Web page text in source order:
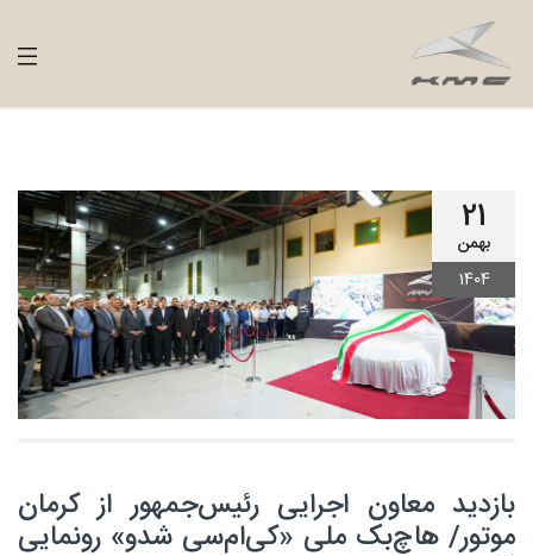
21
بهمن
1404
بازدید معاون اجرایی رئیس‌جمهور از کرمان
موتور/ هاچ‌بک ملی «کی‌ام‌سی شدو» رونمایی